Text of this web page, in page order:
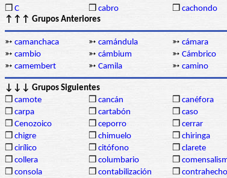
❒ C ❒ cabro ❒ cachondo
↑↑↑ Grupos Anteriores
➳ camanchaca ➳ camándula ➳ cámara
➳ cambio ➳ cámbium ➳ Cámbrico
➳ camembert ➳ Camila ➳ camino
↓↓↓ Grupos Siguientes
❒ camote ❒ cancán ❒ canéfora
❒ carpa ❒ cartabón ❒ caso
❒ Cenozoico ❒ ceporro ❒ cerrar
❒ chigre ❒ chimuelo ❒ chiringa
❒ cirílico ❒ citófono ❒ clarete
❒ collera ❒ columbario ❒
❒ consola ❒ contabilización ❒ contrahecho